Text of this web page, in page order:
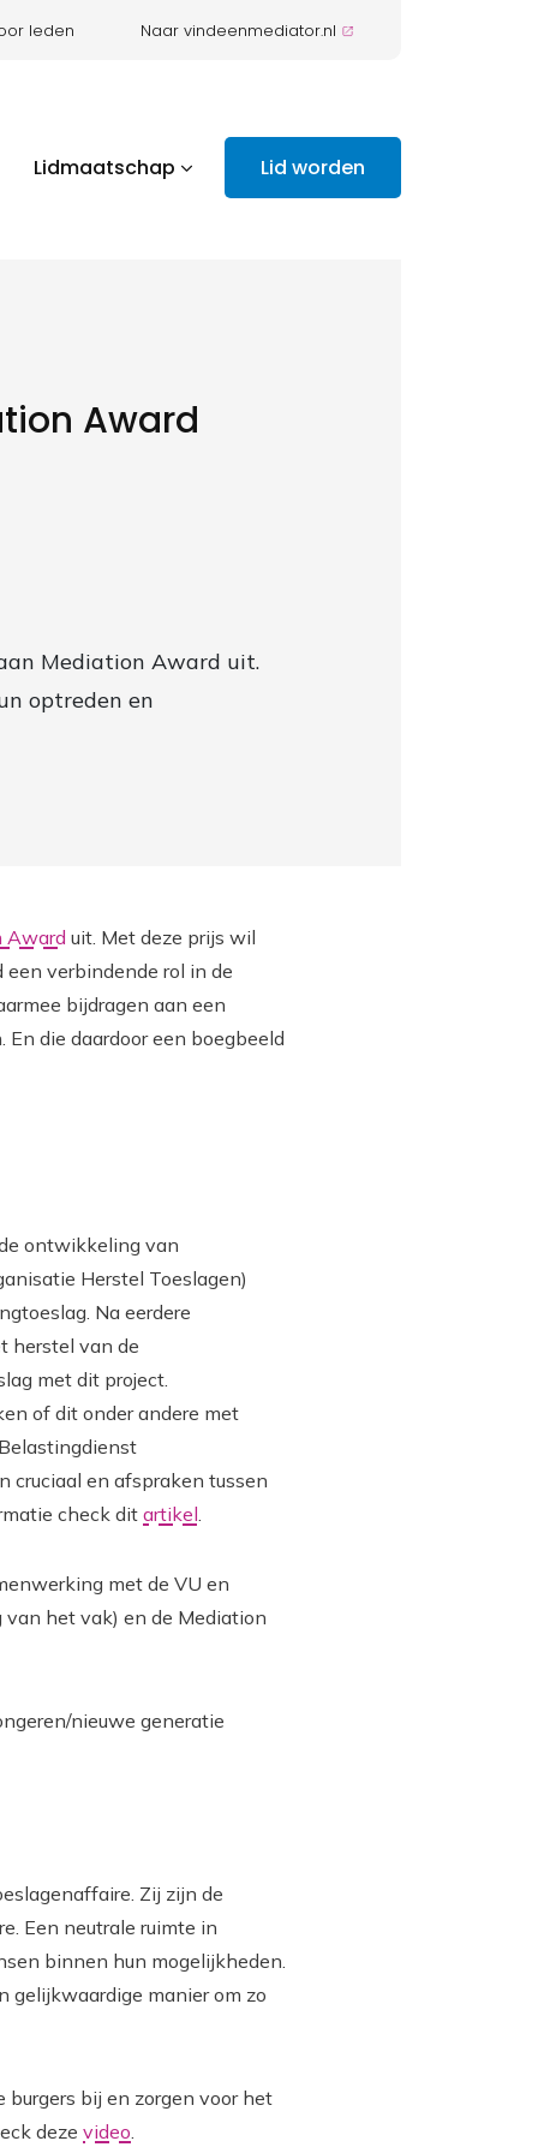
leden Naar vindeenmediator.nl
Lidmaatschap Lid worden
Award
Mediation Award uit.
optreden en
Award uit. Met deze prijs wil
verbindende rol in de
bijdragen aan een
die daardoor een boegbeeld
ontwikkeling van
Herstel Toeslagen)
Na eerdere
herstel van de
met dit project.
of dit onder andere met
cruciaal en afspraken tussen
check dit artikel.
met de VU en
het vak) en de Mediation
nieuwe generatie
Zij zijn de
Een neutrale ruimte in
binnen hun mogelijkheden.
gelijkwaardige manier om zo
burgers bij en zorgen voor het
deze video.